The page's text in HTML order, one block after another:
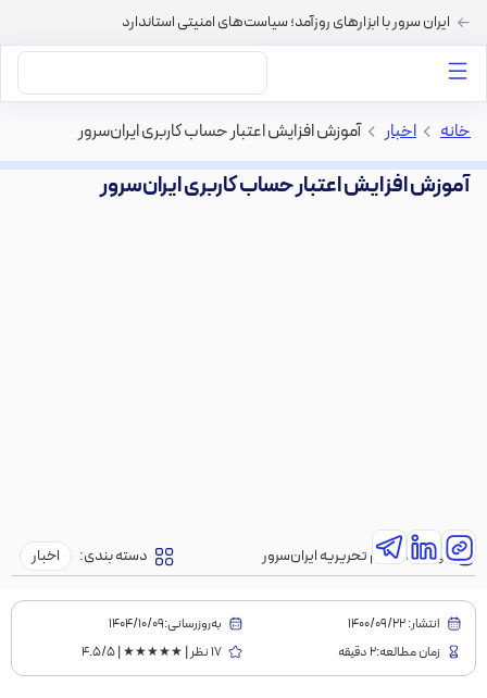
ایران سرور با ابزارهای روزآمد؛ سیاست‌های امنیتی استاندارد
خانه > اخبار > آموزش افزایش اعتبار حساب کاربری ایران‌سرور
آموزش افزایش اعتبار حساب کاربری ایران‌سرور
نویسنده:تیم تحریریه ایران‌سرور دسته بندی: اخبار
انتشار:1400/09/22
به‌روز‌رسانی:۱۴۰۴/۱۰/۰۹
زمان مطالعه:2 دقیقه
17 نظر | ★★★★★ | 4.5/5